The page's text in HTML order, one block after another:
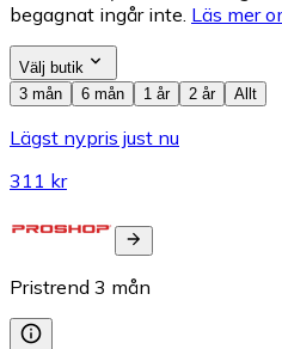
begagnat ingår inte. Läs mer
Välj butik
3 mån
6 mån 1 år 2 år Allt
Lägst nypris just nu
311 kr
Pristrend 3 mån